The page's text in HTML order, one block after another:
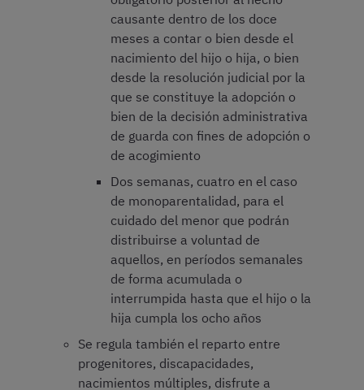
causante dentro de los doce
meses a contar o bien desde el
nacimiento del hijo o hija, o bien
desde la resolución judicial por la
que se constituye la adopción o
bien de la decisión administrativa
de guarda con fines de adopción o
de acogimiento
Dos semanas, cuatro en el caso
de monoparentalidad, para el
cuidado del menor que podrán
distribuirse a voluntad de
aquellos, en períodos semanales
de forma acumulada o
interrumpida hasta que el hijo o la
hija cumpla los ocho años
Se regula también el reparto entre
progenitores, discapacidades,
nacimientos múltiples, disfrute a